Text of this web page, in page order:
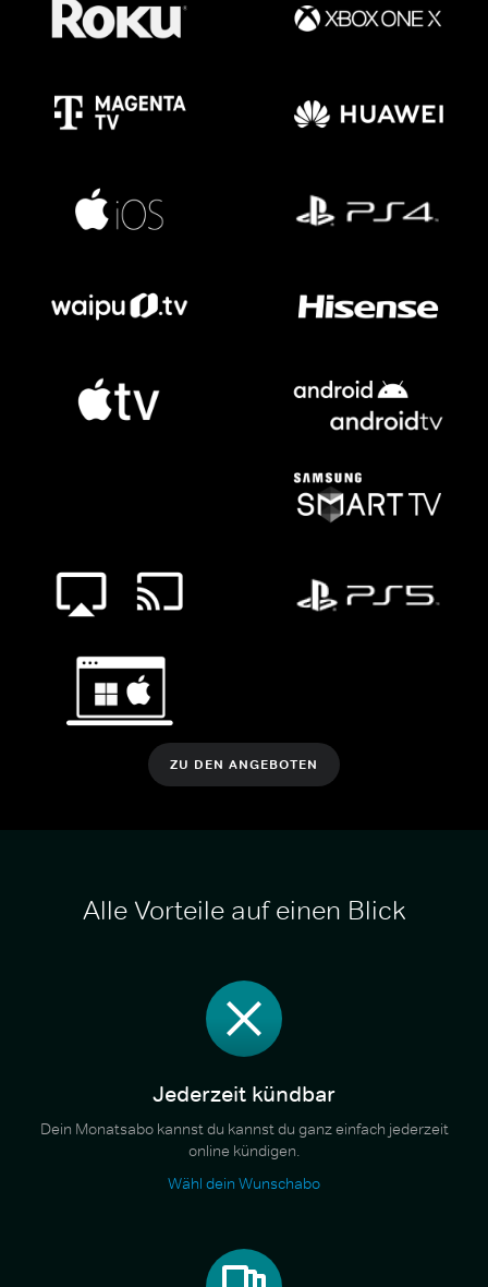
ZU DEN ANGEBOTEN
Alle Vorteile auf einen Blick
Jederzeit kündbar
Dein Monatsabo kannst du kannst du ganz einfach jederzeit
online kündigen.
Wähl dein Wunschabo